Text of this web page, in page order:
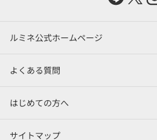
ルミネ公式ホームページ
よくある質問
はじめての方へ
サイトマップ